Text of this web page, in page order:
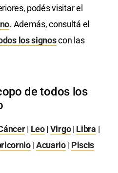
podés visitar el
. Además, consultá el
los signoscon las
de todos los
| Leo| Virgo| Libra |
|Acuario| Piscis